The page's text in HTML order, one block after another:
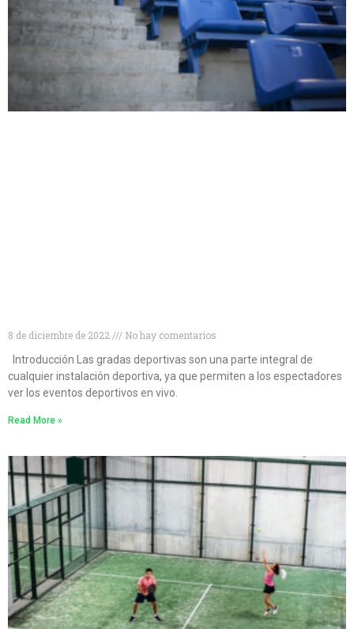
8 de diciembre de 2022
No hay comentarios
Introducción Las gradas deportivas son una parte integral de
cualquier instalación deportiva, ya que permiten a los espectadores
ver los eventos deportivos en vivo.
Read More »